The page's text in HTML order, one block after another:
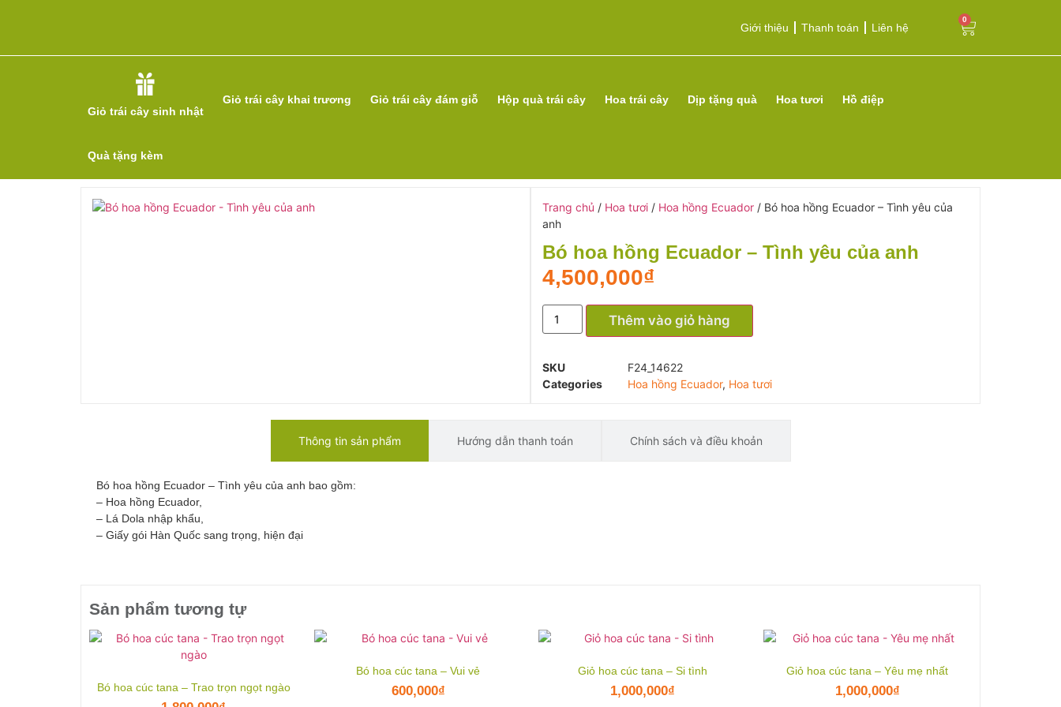
Giới thiệu Thanh toán Liên hệ
0
Giỏ trái cây sinh nhật
Giỏ trái cây khai trương Giỏ trái cây đám giỗ Hộp quà trái cây Hoa trái cây Dịp tặng quà Hoa tươi Hồ điệp
Quà tặng kèm
Trang chủ / Hoa tươi / Hoa hồng Ecuador / Bó hoa hồng Ecuador – Tình yêu của
anh
Bó hoa hồng Ecuador – Tình yêu của anh
4,500,000₫
Thêm vào giỏ hàng
SKU
F24_14622
Categories
Hoa hồng Ecuador, Hoa tươi
Thông tin sản phẩm Hướng dẫn thanh toán Chính sách và điều khoản
Bó hoa hồng Ecuador – Tình yêu của anh bao gồm:
– Hoa hồng Ecuador,
– Lá Dola nhập khẩu,
– Giấy gói Hàn Quốc sang trọng, hiện đại
Sản phẩm tương tự
Bó hoa cúc tana – Trao trọn ngọt ngào
Bó hoa cúc tana – Vui vẻ
600,000₫
Giỏ hoa cúc tana – Si tình
1,000,000₫
Giỏ hoa cúc tana – Yêu mẹ nhất
1,000,000₫